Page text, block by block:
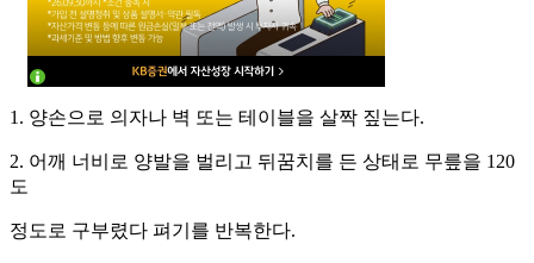
1. 양손으로 의자나 벽 또는 테이블을 살짝 짚는다.
2. 어깨 너비로 양발을 벌리고 뒤꿈치를 든 상태로 무릎을 120
도
정도로 구부렸다 펴기를 반복한다.